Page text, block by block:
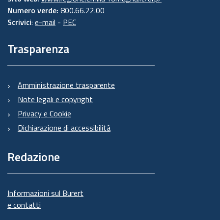
Numero verde: 800.66.22.00
Scrivici: e-mail - PEC
Trasparenza
Amministrazione trasparente
Note legali e copyright
Privacy e Cookie
Dichiarazione di accessibilità
Redazione
Informazioni sul Burert
e contatti